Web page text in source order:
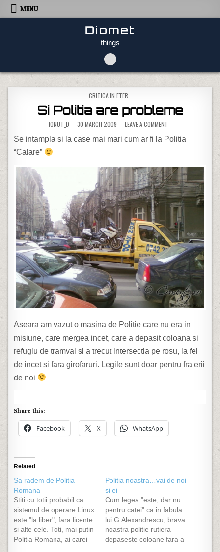
Skip to content
MENU
Diomet
things
POSTED IN
CRITICA IN ETER
Si Politia are probleme
IONUT_D 30 MARCH 2009 LEAVE A COMMENT
Se intampla si la case mai mari cum ar fi la Politia
“Calare”
Aseara am vazut o masina de Politie care nu era in
misiune, care mergea incet, care a depasit coloana si
refugiu de tramvai si a trecut intersectia pe rosu, la fel
de incet si fara girofaruri. Legile sunt doar pentru fraierii
de noi
Share this:
Facebook X WhatsApp
Related
Sa radem de Politia
Romana
Stiti cu totii probabil ca
sistemul de operare Linux
este "la liber", fara licente
si alte cele. Toti, mai putin
Politia Romana, ai carei
Politia noastra…vai de noi
si ei
Cum legea "este, dar nu
pentru catei" ca in fabula
lui G.Alexandrescu, brava
noastra politie rutiera
depaseste coloane fara a